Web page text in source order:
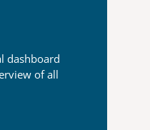
dashboard
of all